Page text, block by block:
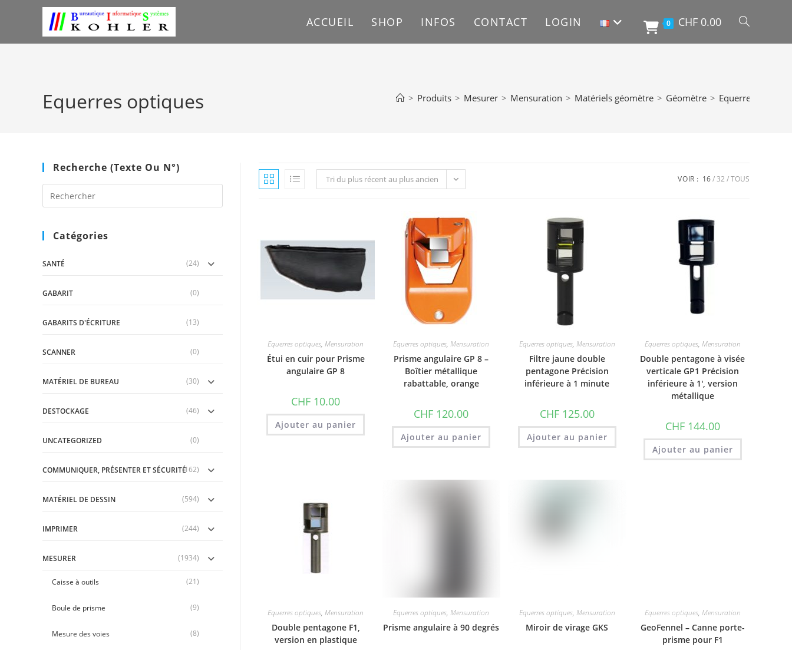
ACCUEIL SHOP INFOS CONTACT LOGIN 0 CHF 0.00 TOGGLE
Equerres optiques > Produits > Mesurer > Mensuration > Matériels géomètre > Géomètre > Equerres optiques
Recherche (texte Ou N°)
Catégories
SANTÉ (24)
GABARIT (0)
GABARITS D'ÉCRITURE (13)
SCANNER (0)
MATÉRIEL DE BUREAU (30)
DESTOCKAGE (46)
UNCATEGORIZED (0)
COMMUNIQUER, PRÉSENTER ET SÉCURITÉ(162)
MATÉRIEL DE DESSIN (594)
IMPRIMER (244)
MESURER (1934)
Caisse à outils (21)
Boule de prisme (9)
Mesure des voies (8)
Tri du plus récent au plus ancien VOIR : 16 32 TOUS
Equerres optiques,Mensuration
Étui en cuir pour Prisme
angulaire GP 8
CHF 10.00
Ajouter au panier
Equerres optiques,Mensuration
Prisme angulaire GP 8 –
Boîtier métallique
rabattable, orange
CHF 120.00
Ajouter au panier
Equerres optiques, Mensuration
Filtre jaune double
pentagone Précision
inférieure à 1 minute
CHF125.00
Ajouter au panier
Equerres optiques, Mensuration
Double pentagone à visée
verticale GP1 Précision
inférieure à 1′, version
métallique
CHF144.00
Ajouter au panier
Equerres optiques,Mensuration
Double pentagone F1,
version en plastique
Equerres optiques,Mensuration
Prisme angulaire à 90 degrés
Equerres optiques, Mensuration
Miroir de virage GKS
Equerres optiques, Mensuration
GeoFennel – Canne porte-
prisme pour F1